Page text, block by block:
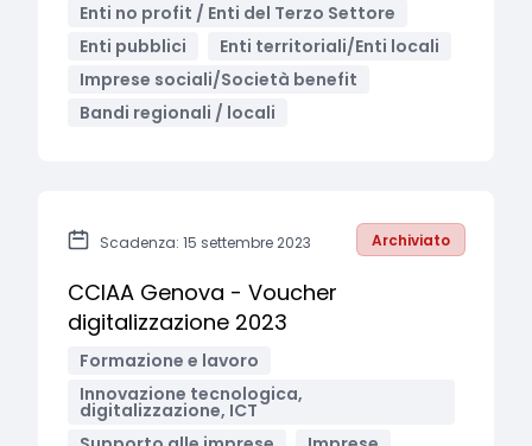
Enti no profit / Enti del Terzo Settore
Enti pubblici
Enti territoriali/Enti locali
Imprese sociali/Società benefit
Bandi regionali / locali
Scadenza: 15 settembre 2023 Archiviato
CCIAA Genova - Voucher
digitalizzazione 2023
Formazione e lavoro
Innovazione tecnologica,
digitalizzazione, ICT